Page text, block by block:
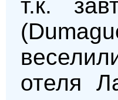
т.к.
отеля